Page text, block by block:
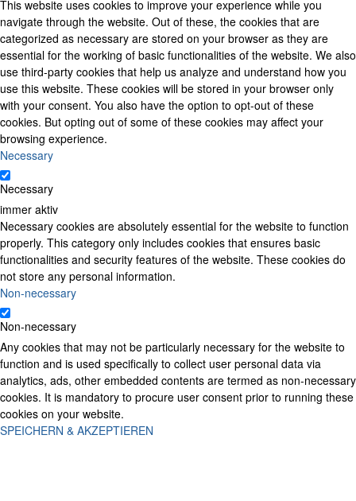
This website uses cookies to improve your experience while you
navigate through the website. Out of these, the cookies that are
categorized as necessary are stored on your browser as they are
essential for the working of basic functionalities of the website. We also
use third-party cookies that help us analyze and understand how you
use this website. These cookies will be stored in your browser only
with your consent. You also have the option to opt-out of these
cookies. But opting out of some of these cookies may affect your
browsing experience.
Necessary
Necessary
immer aktiv
Necessary cookies are absolutely essential for the website to function
properly. This category only includes cookies that ensures basic
functionalities and security features of the website. These cookies do
not store any personal information.
Non-necessary
Non-necessary
Any cookies that may not be particularly necessary for the website to
function and is used specifically to collect user personal data via
analytics, ads, other embedded contents are termed as non-necessary
cookies. It is mandatory to procure user consent prior to running these
cookies on your website.
SPEICHERN & AKZEPTIEREN